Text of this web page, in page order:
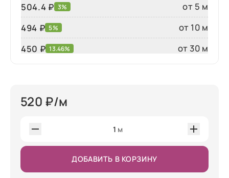
504.4 ₽ 3%
от 5 м
494 ₽ 5%
от 10 м
450 ₽ 13.46% от 30 м
520 ₽/м
1 м
ДОБАВИТЬ В КОРЗИНУ